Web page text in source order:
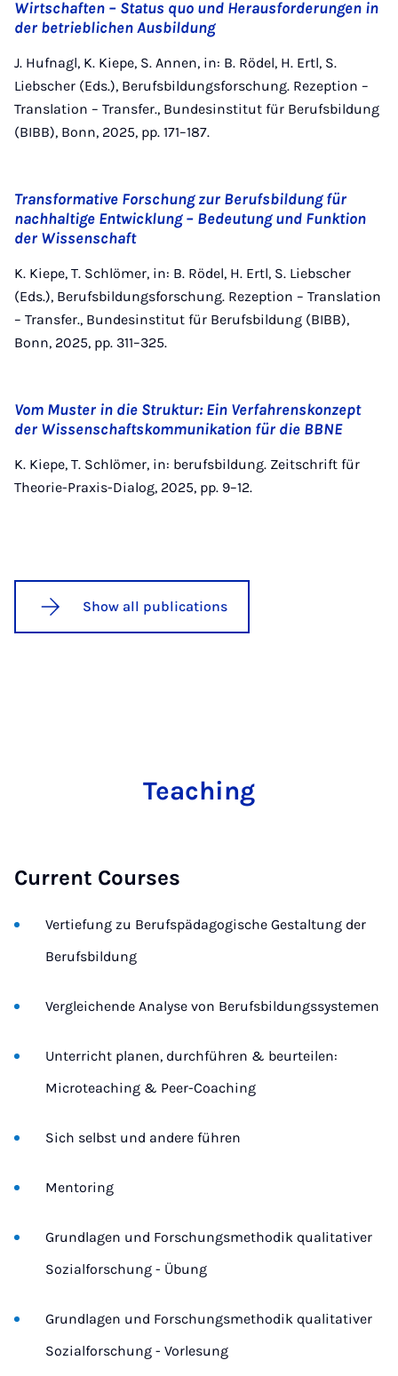
Wirtschaften – Status quo und Herausforderungen in
der betrieblichen Ausbildung
J. Hufnagl, K. Kiepe, S. Annen, in: B. Rödel, H. Ertl, S.
Liebscher (Eds.), Berufsbildungsforschung. Rezeption –
Translation – Transfer., Bundesinstitut für Berufsbildung
(BIBB), Bonn, 2025, pp. 171–187.
Transformative Forschung zur Berufsbildung für
nachhaltige Entwicklung – Bedeutung und Funktion
der Wissenschaft
K. Kiepe, T. Schlömer, in: B. Rödel, H. Ertl, S. Liebscher
(Eds.), Berufsbildungsforschung. Rezeption – Translation
– Transfer., Bundesinstitut für Berufsbildung (BIBB),
Bonn, 2025, pp. 311–325.
Vom Muster in die Struktur: Ein Verfahrenskonzept
der Wissenschaftskommunikation für die BBNE
K. Kiepe, T. Schlömer, in: berufsbildung. Zeitschrift für
Theorie-Praxis-Dialog, 2025, pp. 9–12.
Show all publications
Teaching
Current Courses
Vertiefung zu Berufspädagogische Gestaltung der
Berufsbildung
Vergleichende Analyse von Berufsbildungssystemen
Unterricht planen, durchführen & beurteilen:
Microteaching & Peer-Coaching
Sich selbst und andere führen
Mentoring
Grundlagen und Forschungsmethodik qualitativer
Sozialforschung - Übung
Grundlagen und Forschungsmethodik qualitativer
Sozialforschung - Vorlesung